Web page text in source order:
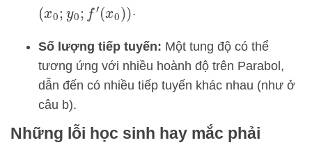
(x0; y0; ′(x0)) .
Số lượng tiếp tuyến: Một tung độ có thể
tương ứng với nhiều hoành độ trên Parabol,
dẫn đến có nhiều tiếp tuyến khác nhau (như ở
câu b).
Những lỗi học sinh hay mắc phải